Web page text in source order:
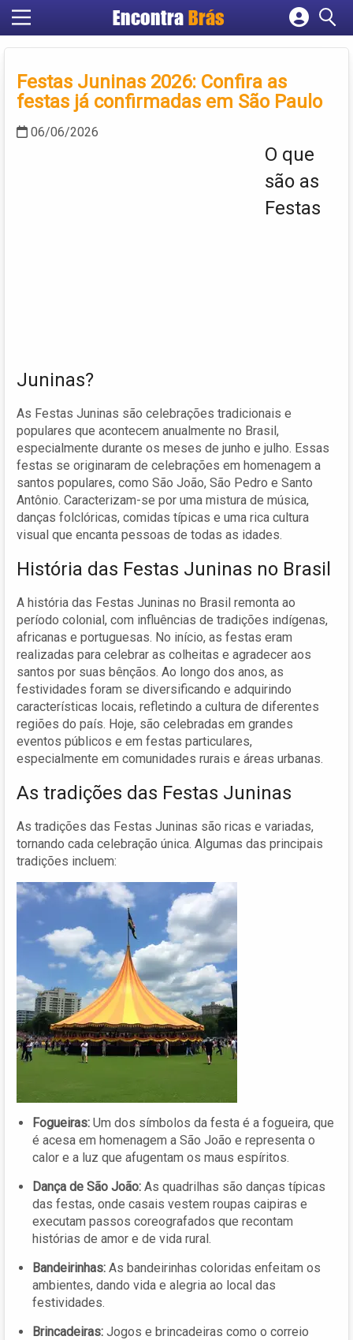
Encontra Brás
Cadastrar empresa
Criar conta
Festas Juninas 2026: Confira as
festas já confirmadas em São Paulo
06/06/2026
O que
são as
Festas
Juninas?
As Festas Juninas são celebrações tradicionais e
populares que acontecem anualmente no Brasil,
especialmente durante os meses de junho e julho. Essas
festas se originaram de celebrações em homenagem a
santos populares, como São João, São Pedro e Santo
Antônio. Caracterizam-se por uma mistura de música,
danças folclóricas, comidas típicas e uma rica cultura
visual que encanta pessoas de todas as idades.
História das Festas Juninas no Brasil
A história das Festas Juninas no Brasil remonta ao
período colonial, com influências de tradições indígenas,
africanas e portuguesas. No início, as festas eram
realizadas para celebrar as colheitas e agradecer aos
santos por suas bênçãos. Ao longo dos anos, as
festividades foram se diversificando e adquirindo
características locais, refletindo a cultura de diferentes
regiões do país. Hoje, são celebradas em grandes
eventos públicos e em festas particulares,
especialmente em comunidades rurais e áreas urbanas.
As tradições das Festas Juninas
As tradições das Festas Juninas são ricas e variadas,
tornando cada celebração única. Algumas das principais
tradições incluem:
Fogueiras: Um dos símbolos da festa é a fogueira, que
é acesa em homenagem a São João e representa o
calor e a luz que afugentam os maus espíritos.
Dança de São João: As quadrilhas são danças típicas
das festas, onde casais vestem roupas caipiras e
executam passos coreografados que recontam
histórias de amor e de vida rural.
Bandeirinhas: As bandeirinhas coloridas enfeitam os
ambientes, dando vida e alegria ao local das
festividades.
Brincadeiras: Jogos e brincadeiras como o correio